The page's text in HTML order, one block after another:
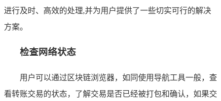
进行及时、高效的处理,并为用户提供了一些切实可行的解决
方案。
检查网络状态
用户可以通过区块链浏览器，如同使用导航工具一般，查
看转账交易的状态，了解交易是否已经被打包和确认，如果交